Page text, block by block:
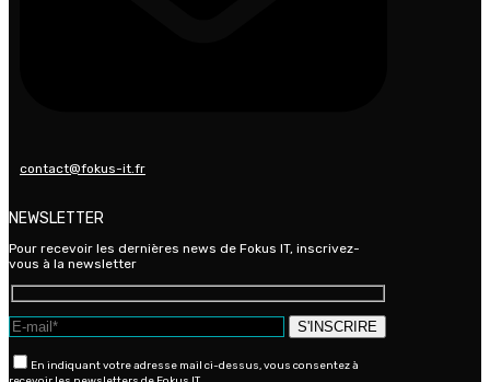
contact@fokus-it.fr
NEWSLETTER
Pour recevoir les dernières news de Fokus IT, inscrivez-
vous à la newsletter
En indiquant votre adresse mail ci-dessus, vous consentez à